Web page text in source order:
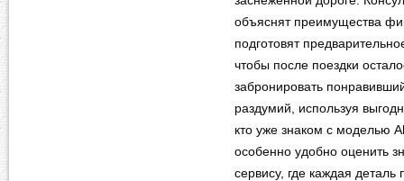
объяснят преимущества
подготовят
чтобы после поездки
забронировать
раздумий, используя
кто уже знаком с моделью
особенно удобно оценить
сервису, где каждая